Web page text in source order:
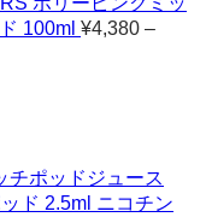
100ml ¥4,380 –
チポッドジュース
ド 2.5ml ニコチン